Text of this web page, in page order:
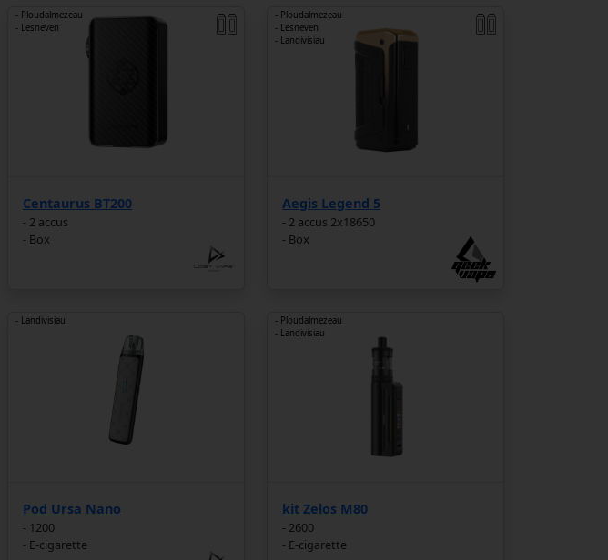
Centaurus BT200
- 2 accus
- Box
- Ploudalmezeau
- Lesneven
Aegis Legend 5
- 2 accus 2x18650
- Box
- Ploudalmezeau
- Lesneven
- Landivisiau
Pod Ursa Nano
- 1200
- E-cigarette
- Landivisiau
kit Zelos M80
- 2600
- E-cigarette
- Ploudalmezeau
- Landivisiau